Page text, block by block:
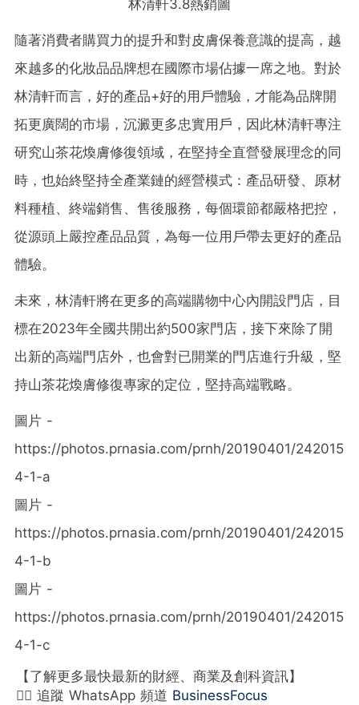
林清軒3.8熱銷圖
隨著消費者購買力的提升和對皮膚保養意識的提高，越
來越多的化妝品品牌想在國際市場佔據一席之地。對於
林清軒而言，好的產品+好的用戶體驗，才能為品牌開
拓更廣闊的市場，沉澱更多忠實用戶，因此林清軒專注
研究山茶花煥膚修復領域，在堅持全直營發展理念的同
時，也始終堅持全產業鏈的經營模式：產品研發、原材
料種植、終端銷售、售後服務，每個環節都嚴格把控，
從源頭上嚴控產品品質，為每一位用戶帶去更好的產品
體驗。
未來，林清軒將在更多的高端購物中心內開設門店，目
標在2023年全國共開出約500家門店，接下來除了開
出新的高端門店外，也會對已開業的門店進行升級，堅
持山茶花煥膚修復專家的定位，堅持高端戰略。
圖片 -
https://photos.prnasia.com/prnh/20190401/242015
4-1-a
圖片 -
https://photos.prnasia.com/prnh/20190401/242015
4-1-b
圖片 -
https://photos.prnasia.com/prnh/20190401/242015
4-1-c
【了解更多最快最新的財經、商業及創科資訊】
👉🏻 追蹤 WhatsApp 頻道 BusinessFocus